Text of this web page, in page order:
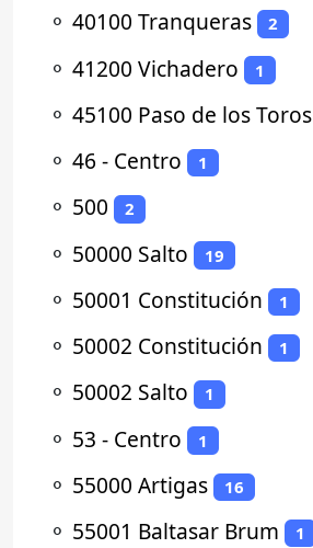
⚬ 40100 Tranqueras 2
⚬ 41200 Vichadero 1
⚬ 45100 Paso de los Toros
⚬ 46 - Centro 1
⚬ 500 2
⚬ 50000 Salto 19
⚬ 50001 Constitución 1
⚬ 50002 Constitución 1
⚬ 50002 Salto 1
⚬ 53 - Centro 1
⚬ 55000 Artigas 16
⚬ 55001 Baltasar Brum 1